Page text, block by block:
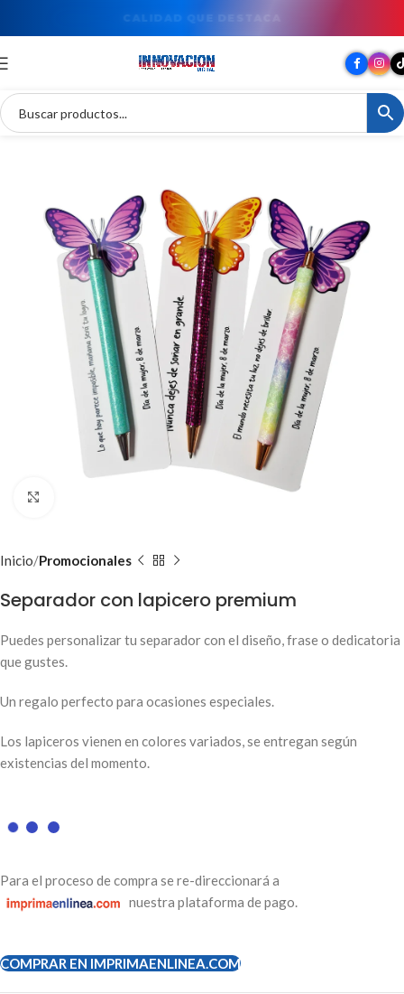
TU MARCA EN GRAN FORMATO
Inicio Promocionales
Separador con lapicero premium
Puedes personalizar tu separador con el diseño, frase o dedicatoria
que gustes.
Un regalo perfecto para ocasiones especiales.
Los lapiceros vienen en colores variados, se entregan según
existencias del momento.
Para el proceso de compra se re-direccionará a
nuestra plataforma de pago.
COMPRAR EN IMPRIMAENLINEA.COM